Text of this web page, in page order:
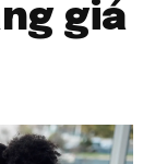
giá